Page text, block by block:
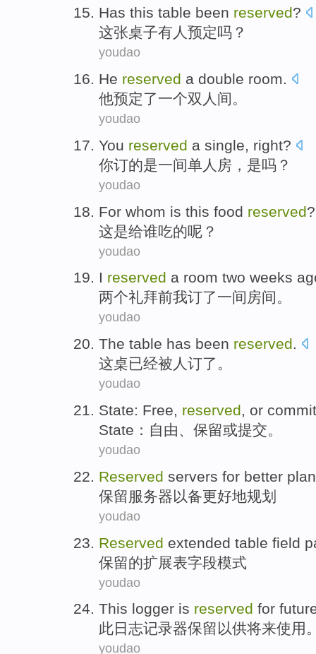
Has this table been reserved?
这张桌子有人预定吗？
youdao
He reserved a double room.
他预定了一个双人间。
youdao
You reserved a single, right?
你订的是一间单人房 ，是吗？
youdao
For whom is this food reserved?
这是给谁吃的呢？
youdao
I reserved a room two weeks
两个礼拜前我订了一间房间。
youdao
The table has been reserved.
这桌已经被 人订了 。
youdao
State: Free, reserved, or
State ： 自由、 保留或提交。
youdao
Reserved servers for better
保留服务器以备更好地规划
youdao
Reserved extended table field
保留的扩展表字段模式
youdao
This logger is reserved for
此日志记录器保留以供将来使用
youdao